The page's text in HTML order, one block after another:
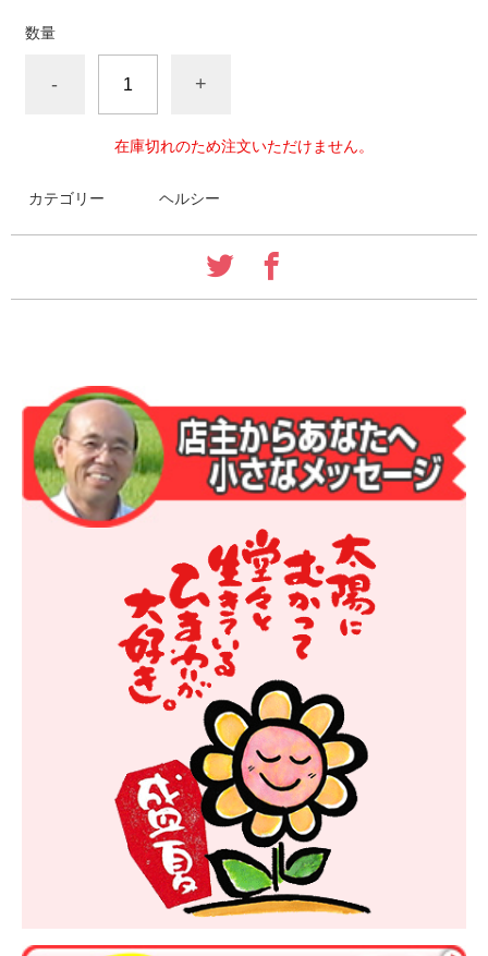
数量
- +
在庫切れのため注文いただけません。
カテゴリー ヘルシー